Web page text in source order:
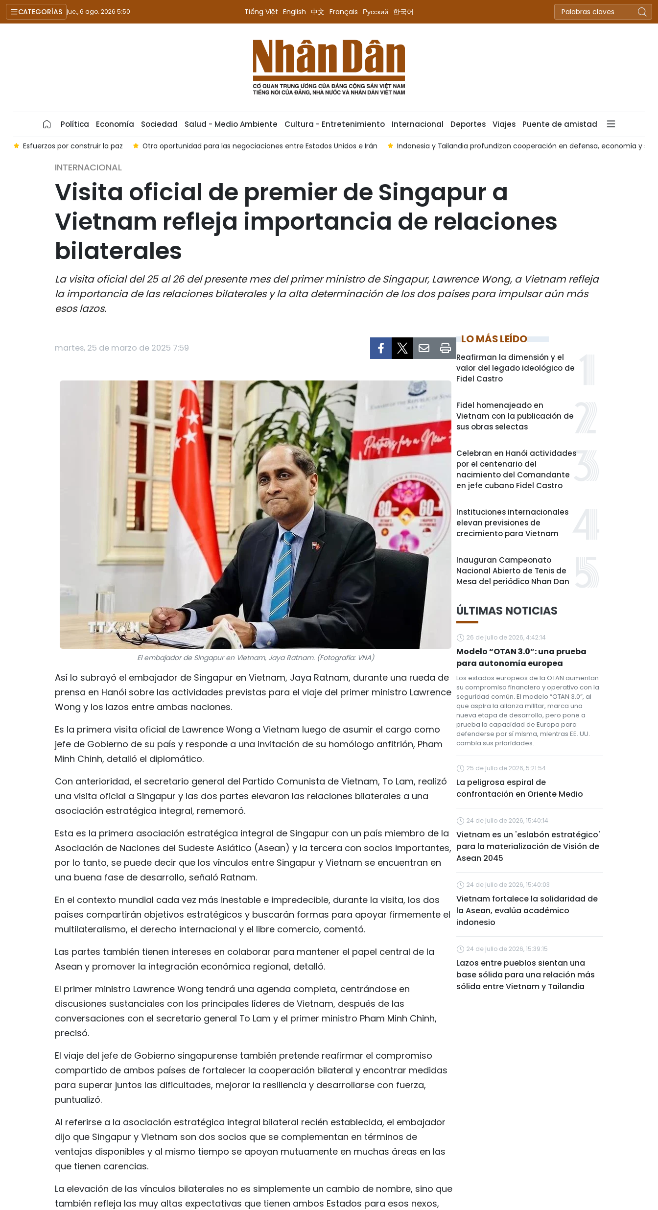
CATEGORÍAS jue., 6 ago. 2026 5:50 Tiếng Việt English 中文 Français Русский 한국어
Política Economía Sociedad Salud - Medio Ambiente Cultura - Entretenimiento Internacional Deportes Viajes Puente de amistad
Esfuerzos por construir la paz Otra oportunidad para las negociaciones entre Estados Unidos e Irán Indonesia y Tailandia profundizan cooperación en defensa, economía y
INTERNACIONAL
Visita oficial de premier de Singapur a
Vietnam refleja importancia de relaciones
bilaterales
La visita oficial del 25 al 26 del presente mes del primer ministro de Singapur, Lawrence Wong, a Vietnam refleja
la importancia de las relaciones bilaterales y la alta determinación de los dos países para impulsar aún más
esos lazos.
martes, 25 de marzo de 2025 7:59
El embajador de Singapur en Vietnam, Jaya Ratnam. (Fotografía: VNA)
Así lo subrayó el embajador de Singapur en Vietnam, Jaya Ratnam, durante una rueda de
prensa en Hanói sobre las actividades previstas para el viaje del primer ministro Lawrence
Wong y los lazos entre ambas naciones.
Es la primera visita oficial de Lawrence Wong a Vietnam luego de asumir el cargo como
jefe de Gobierno de su país y responde a una invitación de su homólogo anfitrión, Pham
Minh Chinh, detalló el diplomático.
Con anterioridad, el secretario general del Partido Comunista de Vietnam, To Lam, realizó
una visita oficial a Singapur y las dos partes elevaron las relaciones bilaterales a una
asociación estratégica integral, rememoró.
Esta es la primera asociación estratégica integral de Singapur con un país miembro de la
Asociación de Naciones del Sudeste Asiático (Asean) y la tercera con socios importantes,
por lo tanto, se puede decir que los vínculos entre Singapur y Vietnam se encuentran en
una buena fase de desarrollo, señaló Ratnam.
En el contexto mundial cada vez más inestable e impredecible, durante la visita, los dos
países compartirán objetivos estratégicos y buscarán formas para apoyar firmemente el
multilateralismo, el derecho internacional y el libre comercio, comentó.
Las partes también tienen intereses en colaborar para mantener el papel central de la
Asean y promover la integración económica regional, detalló.
El primer ministro Lawrence Wong tendrá una agenda completa, centrándose en
discusiones sustanciales con los principales líderes de Vietnam, después de las
conversaciones con el secretario general To Lam y el primer ministro Pham Minh Chinh,
precisó.
El viaje del jefe de Gobierno singapurense también pretende reafirmar el compromiso
compartido de ambos países de fortalecer la cooperación bilateral y encontrar medidas
para superar juntos las dificultades, mejorar la resiliencia y desarrollarse con fuerza,
puntualizó.
Al referirse a la asociación estratégica integral bilateral recién establecida, el embajador
dijo que Singapur y Vietnam son dos socios que se complementan en términos de
ventajas disponibles y al mismo tiempo se apoyan mutuamente en muchas áreas en las
que tienen carencias.
La elevación de las vínculos bilaterales no es simplemente un cambio de nombre, sino que
también refleja las muy altas expectativas que tienen ambos Estados para esos nexos,
LO MÁS LEÍDO
Reafirman la dimensión y el
valor del legado ideológico de
Fidel Castro
Fidel homenajeado en
Vietnam con la publicación de
sus obras selectas
Celebran en Hanói actividades
por el centenario del
nacimiento del Comandante
en jefe cubano Fidel Castro
Instituciones internacionales
elevan previsiones de
crecimiento para Vietnam
Inauguran Campeonato
Nacional Abierto de Tenis de
Mesa del periódico Nhan Dan
ÚLTIMAS NOTICIAS
26 de julio de 2026, 4:42:14
Modelo “OTAN 3.0”: una prueba
para autonomía europea
Los estados europeos de la OTAN aumentan
su compromiso financiero y operativo con la
seguridad común. El modelo “OTAN 3.0”, al
que aspira la alianza militar, marca una
nueva etapa de desarrollo, pero pone a
prueba la capacidad de Europa para
defenderse por sí misma, mientras EE. UU.
cambia sus prioridades.
25 de julio de 2026, 5:21:54
La peligrosa espiral de
confrontación en Oriente Medio
24 de julio de 2026, 15:40:14
Vietnam es un 'eslabón estratégico'
para la materialización de Visión de
Asean 2045
24 de julio de 2026, 15:40:03
Vietnam fortalece la solidaridad de
la Asean, evalúa académico
indonesio
24 de julio de 2026, 15:39:15
Lazos entre pueblos sientan una
base sólida para una relación más
sólida entre Vietnam y Tailandia